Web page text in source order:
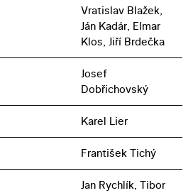
Vratislav Blažek,
Ján Kadár, Elmar
Klos, Jiří Brdečka
Josef
Dobřichovský
Karel Lier
František Tichý
Jan Rychlík, Tibor